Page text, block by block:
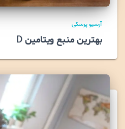
آرشیو پزشکی
بهترین منبع ویتامین D